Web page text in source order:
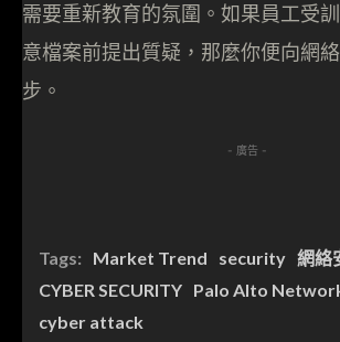
需要重新教育的氛圍。如果員工受
意檔案前提出質疑，那麼你便向網
步。
- 廣告 -
Tags: Market Trend security 網絡
CYBER SECURITY Palo Alto
cyber attack